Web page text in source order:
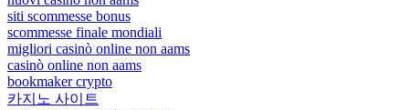
siti scommesse bonus
scommesse finale mondiali
migliori casinò online non aams
casinò online non aams
bookmaker crypto
카지노 사이트